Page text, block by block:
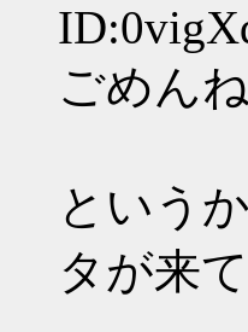
ごめん
という
タが来